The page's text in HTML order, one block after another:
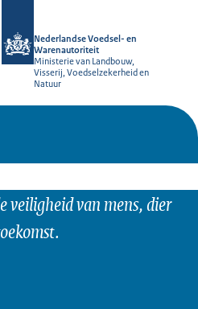
Nederlandse Voedsel- en
Warenautoriteit
Ministerie van Landbouw,
Visserij, Voedselzekerheid en
Natuur
veiligheid van mens, dier